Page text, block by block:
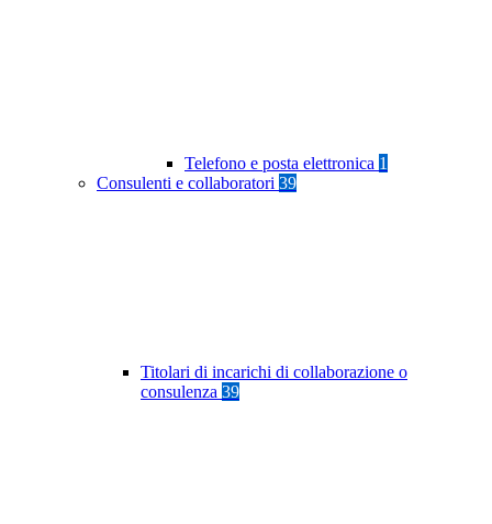
Telefono e posta elettronica 1
Consulenti e collaboratori 39
Titolari di incarichi di collaborazione o
consulenza 39